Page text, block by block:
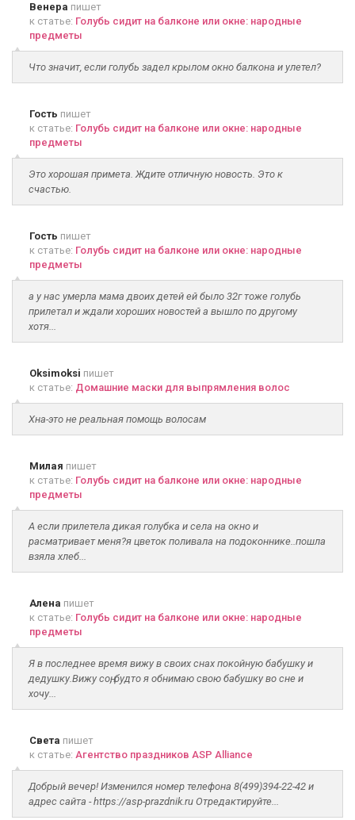
Венера пишет
к статье: Голубь сидит на балконе или окне: народные
предметы
Что значит, если голубь задел крылом окно балкона и улетел?
Гость пишет
к статье: Голубь сидит на балконе или окне: народные
предметы
Это хорошая примета. Ждите отличную новость. Это к
счастью.
Гость пишет
к статье: Голубь сидит на балконе или окне: народные
предметы
а у нас умерла мама двоих детей ей было 32г тоже голубь
прилетал и ждали хороших новостей а вышло по другому
хотя...
Oksimoksi пишет
к статье: Домашние маски для выпрямления волос
Хна-это не реальная помощь волосам
Милая пишет
к статье: Голубь сидит на балконе или окне: народные
предметы
А если прилетела дикая голубка и села на окно и
расматривает меня?я цветок поливала на подоконнике..пошла
взяла хлеб...
Алена пишет
к статье: Голубь сидит на балконе или окне: народные
предметы
Я в последнее время вижу в своих снах покойную бабушку и
дедушку.Вижу соң, будто я обнимаю свою бабушку во сне и
хочу...
Света пишет
к статье: Агентство праздников ASP Alliance
Добрый вечер! Изменился номер телефона 8(499)394-22-42 и
адрес сайта - https://asp-prazdnik.ru Отредактируйте...